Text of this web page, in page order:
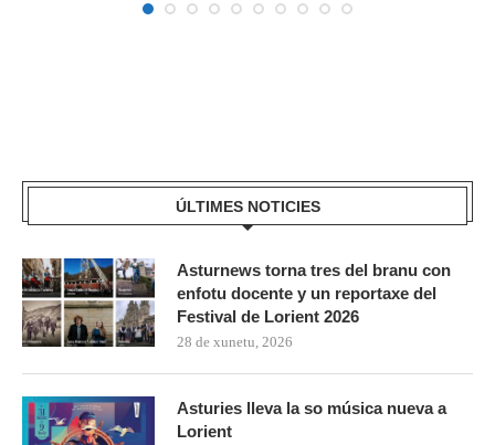
ÚLTIMES NOTICIES
Asturnews torna tres del branu con
enfotu docente y un reportaxe del
Festival de Lorient 2026
28 de xunetu, 2026
Asturies lleva la so música nueva a
Lorient